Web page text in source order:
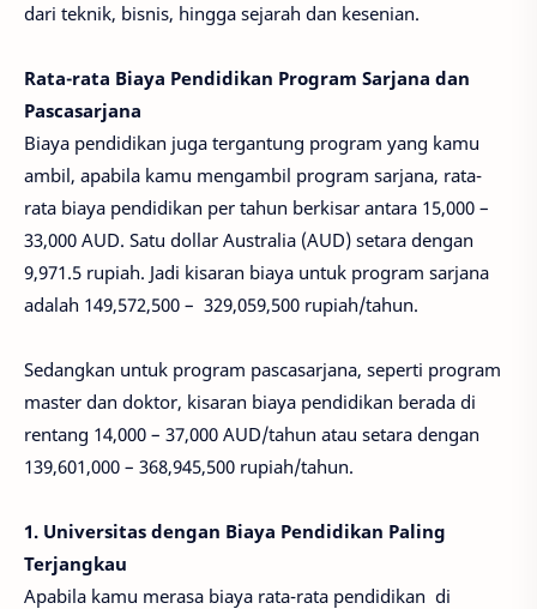
dari teknik, bisnis, hingga sejarah dan kesenian.
Rata-rata Biaya Pendidikan Program Sarjana dan
Pascasarjana
Biaya pendidikan juga tergantung program yang kamu
ambil, apabila kamu mengambil program sarjana, rata-
rata biaya pendidikan per tahun berkisar antara 15,000 –
33,000 AUD. Satu dollar Australia (AUD) setara dengan
9,971.5 rupiah. Jadi kisaran biaya untuk program sarjana
adalah 149,572,500 – 329,059,500 rupiah/tahun.
Sedangkan untuk program pascasarjana, seperti program
master dan doktor, kisaran biaya pendidikan berada di
rentang 14,000 – 37,000 AUD/tahun atau setara dengan
139,601,000 – 368,945,500 rupiah/tahun.
1. Universitas dengan Biaya Pendidikan Paling
Terjangkau
Apabila kamu merasa biaya rata-rata pendidikan di